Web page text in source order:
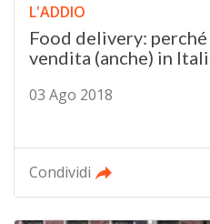
L'ADDIO
Food delivery:
vendita (anche) in
03 Ago 2018
Condividi